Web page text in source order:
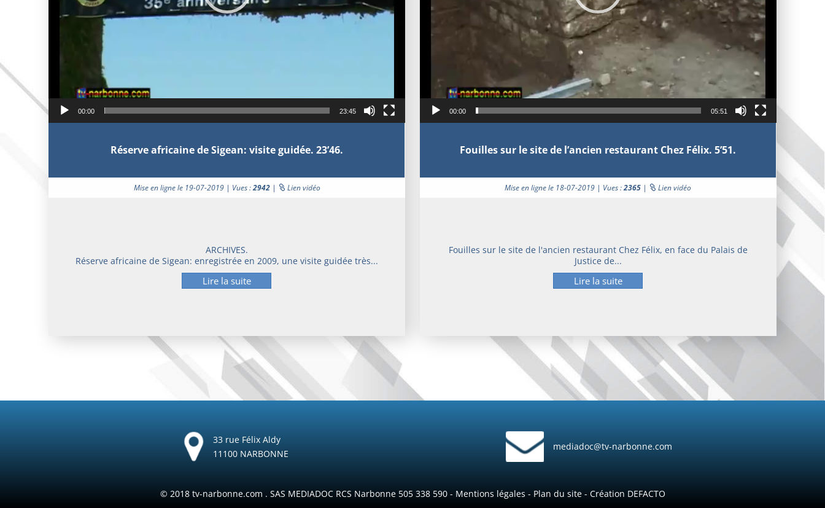
00:00 23:45
Réserve africaine de Sigean: visite guidée. 23’46.
Mise en ligne le 19-07-2019 | Vues :2942| Lien vidéo
ARCHIVES.
Réserve africaine de Sigean: enregistrée en 2009, une visite guidée très...
Lire la suite
00:00 05:51
Fouilles sur le site de l’ancien restaurant Chez Félix. 5’51.
Mise en ligne le 18-07-2019 | Vues :2365 | Lien vidéo
Fouilles sur le site de l'ancien restaurant Chez Félix, en face du Palais de
Justice de...
Lire la suite
33 rue Félix Aldy
11100 NARBONNE
mediadoc@tv-narbonne.com
© 2018 tv-narbonne.com . SAS MEDIADOC RCS Narbonne 505 338 590 - Mentions légales - Plan du site- Création DEFACTO